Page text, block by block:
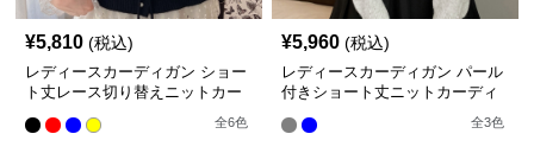
¥5,810 (税込)
レディースカーディガン ショー
ト丈レース切り替えニットカー
全6色
¥5,960 (税込)
レディースカーディガン パール
付きショート丈ニットカーディ
全3色